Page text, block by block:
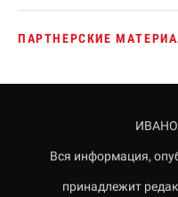
ПАРТНЕРСКИЕ
Вся информация,
принадлежит